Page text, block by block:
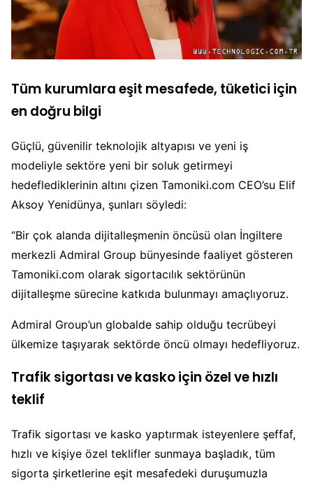
Tüm kurumlara eşit mesafede, tüketici için
en doğru bilgi
Güçlü, güvenilir teknolojik altyapısı ve yeni iş
modeliyle sektöre yeni bir soluk getirmeyi
hedeflediklerinin altını çizen Tamoniki.com CEO’su Elif
Aksoy Yenidünya, şunları söyledi:
“Bir çok alanda dijitalleşmenin öncüsü olan İngiltere
merkezli Admiral Group bünyesinde faaliyet gösteren
Tamoniki.com olarak sigortacılık sektörünün
dijitalleşme sürecine katkıda bulunmayı amaçlıyoruz.
Admiral Group’un globalde sahip olduğu tecrübeyi
ülkemize taşıyarak sektörde öncü olmayı hedefliyoruz.
Trafik sigortası ve kasko için özel ve hızlı
teklif
Trafik sigortası ve kasko yaptırmak isteyenlere şeffaf,
hızlı ve kişiye özel teklifler sunmaya başladık, tüm
sigorta şirketlerine eşit mesafedeki duruşumuzla